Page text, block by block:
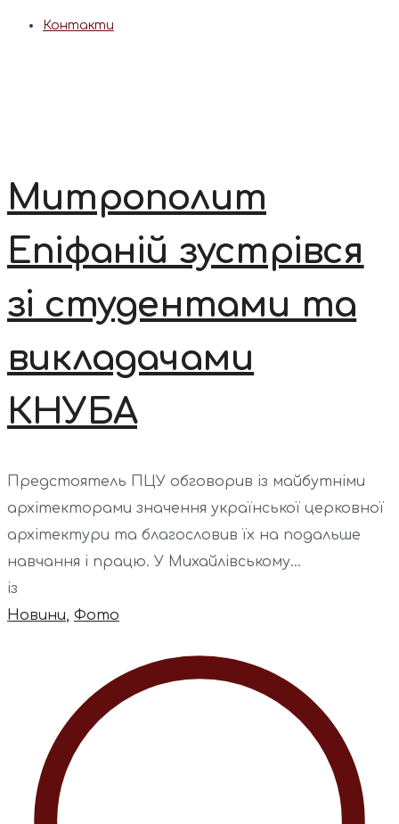
Контакти
Митрополит
Епіфаній зустрівся
зі студентами та
викладачами
КНУБА
Предстоятель ПЦУ обговорив із майбутніми
архітекторами значення української церковної
архітектури та благословив їх на подальше
навчання і працю. У Михайлівському...
із
Новини, Фото